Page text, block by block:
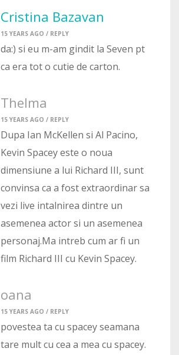
Cristina Bazavan
15 YEARS AGO / REPLY
da:) si eu m-am gindit la Seven pt
ca era tot o cutie de carton.
Thelma
15 YEARS AGO / REPLY
Dupa Ian McKellen si Al Pacino,
Kevin Spacey este o noua
dimensiune a lui Richard III, sunt
convinsa ca a fost extraordinar sa
vezi live intalnirea dintre un
asemenea actor si un asemenea
personaj.Ma intreb cum ar fi un
film Richard III cu Kevin Spacey.
oana
15 YEARS AGO / REPLY
povestea ta cu spacey seamana
tare mult cu cea a mea cu spacey.